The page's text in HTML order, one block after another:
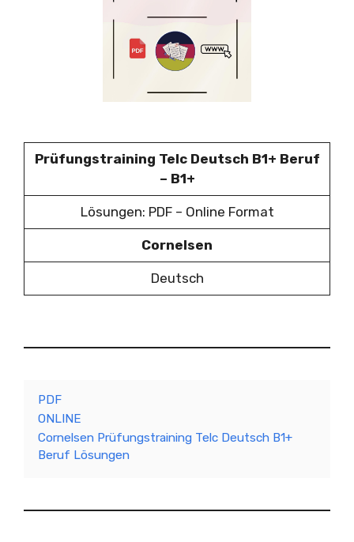
Prüfungstraining Telc Deutsch B1+ Beruf
– B1+
Lösungen: PDF – Online Format
Cornelsen
Deutsch
PDF
ONLINE
Cornelsen Prüfungstraining Telc Deutsch B1+
Beruf Lösungen